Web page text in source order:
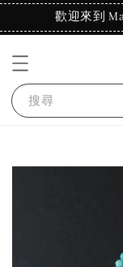
歡迎來到
搜尋